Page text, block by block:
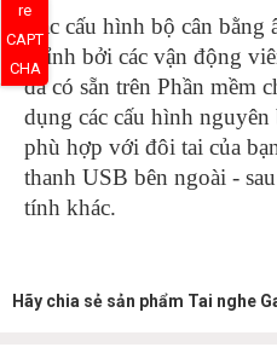
Các cấu hình bộ cân
chỉnh bởi các vận động
đã có sẵn trên Phần mềm
dụng các cấu hình
phù hợp với đôi tai của
thanh USB bên ngoài -
tính khác.
Hãy chia sẻ sản phẩm Tai nghe
re
CAPT
CHA